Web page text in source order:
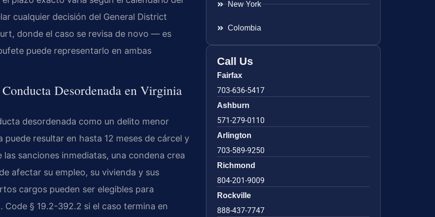
cualquier decisión del General District
donde el caso se revisa de novo — es
puede representarlo en ambas
Desordenada en Virginia
desordenada como un delito menor
puede resultar en hasta 12 meses de cárcel y
sanciones inmediatas, una condena crea
afectar su empleo, su vivienda y sus
cargos pueden ser elegibles para
§ 19.2-392.2 si el caso termina en
New York
Colombia
Call Us
Fairfax
703-636-5417
Ashburn
571-279-0110
Arlington
703-589-9250
Richmond
804-201-9009
Rockville
888-437-7747